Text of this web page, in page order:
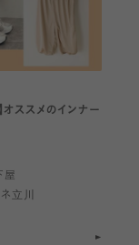
オススメのインナー
屋
ネ立川